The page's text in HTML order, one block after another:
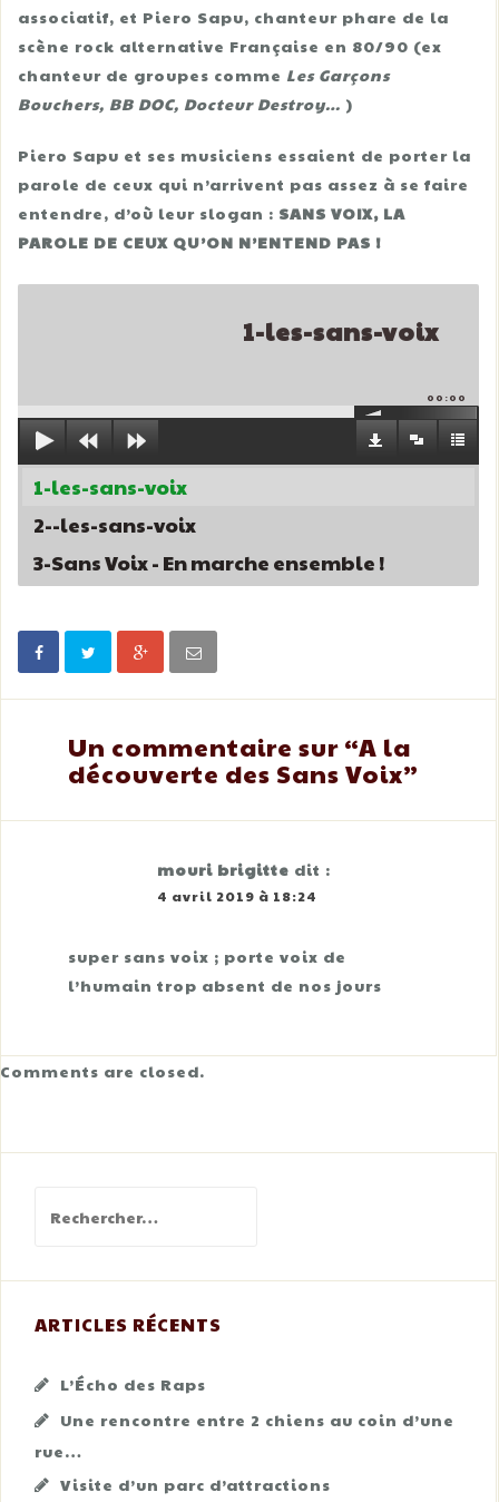
associatif, et Piero Sapu, chanteur phare de la
scène rock alternative Française en 80/90 (ex
chanteur de groupes comme Les Garçons
Bouchers, BB DOC, Docteur Destroy… )
Piero Sapu et ses musiciens essaient de porter la
parole de ceux qui n’arrivent pas assez à se faire
entendre, d’où leur slogan : SANS VOIX, LA
PAROLE DE CEUX QU’ON N’ENTEND PAS !
1-les-sans-voix
00:00
1-les-sans-voix
2--les-sans-voix
3-Sans Voix - En marche ensemble !
Un commentaire sur “A la
découverte des Sans Voix”
mouri brigitte dit :
4 avril 2019 à 18:24
super sans voix ; porte voix de
l’humain trop absent de nos jours
Comments are closed.
ARTICLES RÉCENTS
L’Écho des Raps
Une rencontre entre 2 chiens au coin d’une
rue…
Visite d’un parc d’attractions